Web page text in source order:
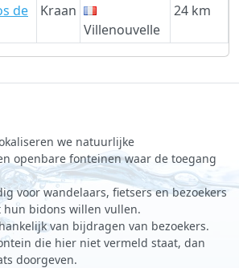
de
Kraan
Villenouvelle
24 km
we natuurlijke
openbare fonteinen waar de toegang
voor wandelaars, fietsers en bezoekers
bidons willen vullen.
van bijdragen van bezoekers.
die hier niet vermeld staat, dan
doorgeven.